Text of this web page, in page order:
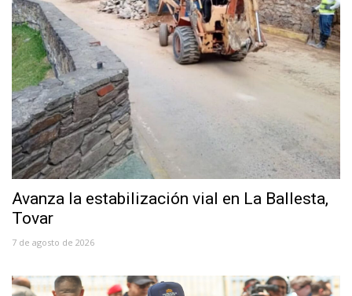
Avanza la estabilización vial en La Ballesta,
Tovar
7 de agosto de 2026